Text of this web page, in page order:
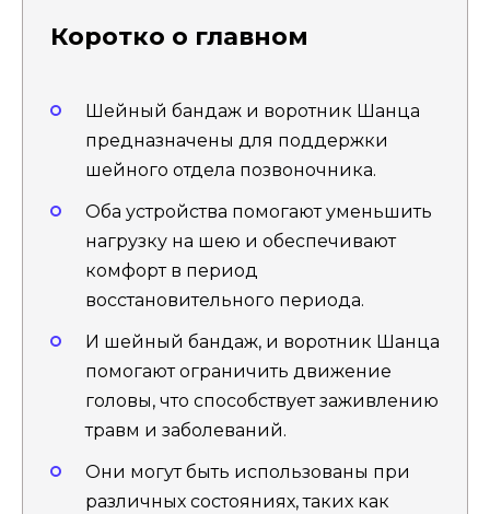
Коротко о главном
Шейный бандаж и воротник Шанца
предназначены для поддержки
шейного отдела позвоночника.
Оба устройства помогают уменьшить
нагрузку на шею и обеспечивают
комфорт в период
восстановительного периода.
И шейный бандаж, и воротник Шанца
помогают ограничить движение
головы, что способствует заживлению
травм и заболеваний.
Они могут быть использованы при
различных состояниях, таких как